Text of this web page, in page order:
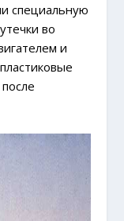
специальную
во
и